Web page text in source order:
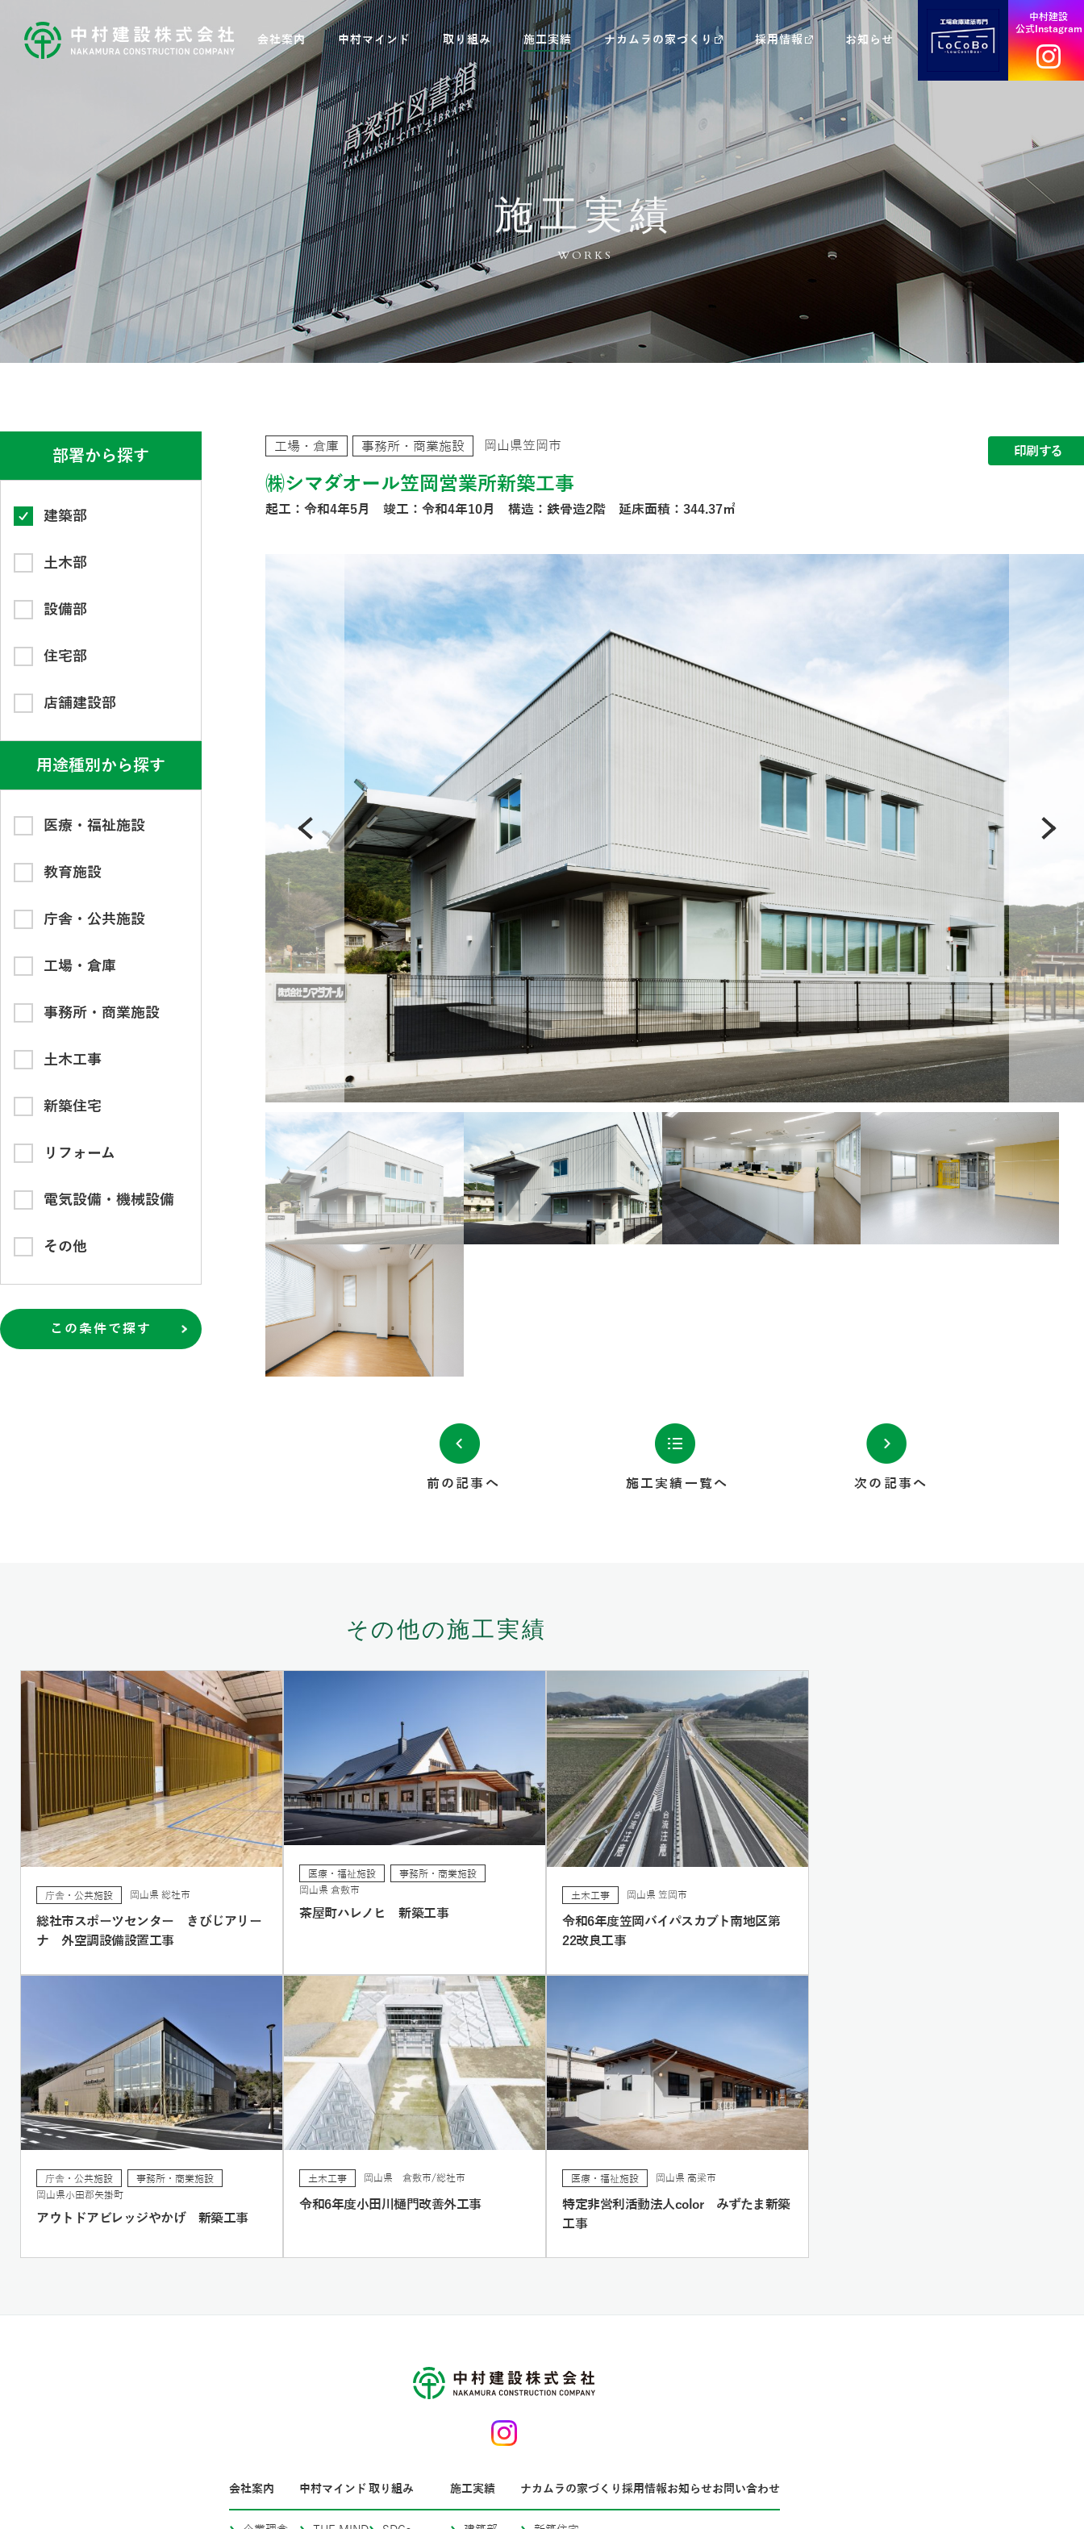
会社案内 中村マインド 取り組み 施工実績 ナカムラの家づくり 採用情報 お知らせ
中村建設
公式Instagram
施工実績
WORKS
部署から探す
建築部
土木部
設備部
住宅部
店舗建設部
用途種別から探す
医療・福祉施設
教育施設
庁舎・公共施設
工場・倉庫
事務所・商業施設
土木工事
新築住宅
リフォーム
電気設備・機械設備
その他
工場・倉庫 事務所・商業施設 岡山県笠岡市 印刷する
㈱シマダオール笠岡営業所新築工事
起工：令和4年5月 竣工：令和4年10月 構造：鉄骨造2階 延床面積：344.37㎡
前の記事へ 施工実績一覧へ 次の記事へ
その他の施工実績
庁舎・公共施設 岡山県 総社市
総社市スポーツセンター きびじアリー
ナ 外空調設備設置工事
医療・福祉施設
事務所・商業施設
岡山県 倉敷市
茶屋町ハレノヒ 新築工事
土木工事 岡山県 笠岡市
令和6年度笠岡バイパスカブト南地区第
22改良工事
庁舎・公共施設
事務所・商業施設
岡山県小田郡矢掛町
アウトドアビレッジやかげ 新築工事
土木工事 岡山県 倉敷市/総社市
令和6年度小田川樋門改善外工事
医療・福祉施設 岡山県 高梁市
特定非営利活動法人color みずたま新築
工事
会社案内 中村マインド 取り組み 施工実績 ナカムラの家づくり 採用情報お知らせお問い合わせ